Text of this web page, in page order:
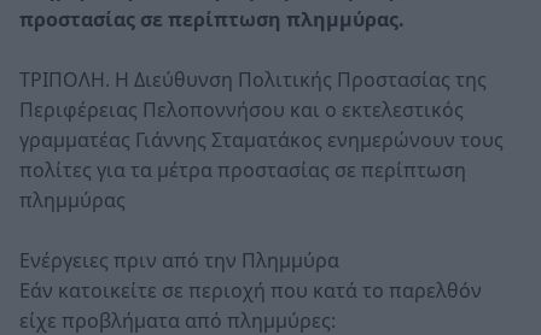
προστασίας σε περίπτωση πλημμύρας.
ΤΡΙΠΟΛΗ. Η Διεύθυνση Πολιτικής Προστασίας της
Περιφέρειας Πελοποννήσου και ο εκτελεστικός
γραμματέας Γιάννης Σταματάκος ενημερώνουν τους
πολίτες για τα μέτρα προστασίας σε περίπτωση
πλημμύρας
Ενέργειες πριν από την Πλημμύρα
Εάν κατοικείτε σε περιοχή που κατά το παρελθόν
είχε προβλήματα από πλημμύρες: